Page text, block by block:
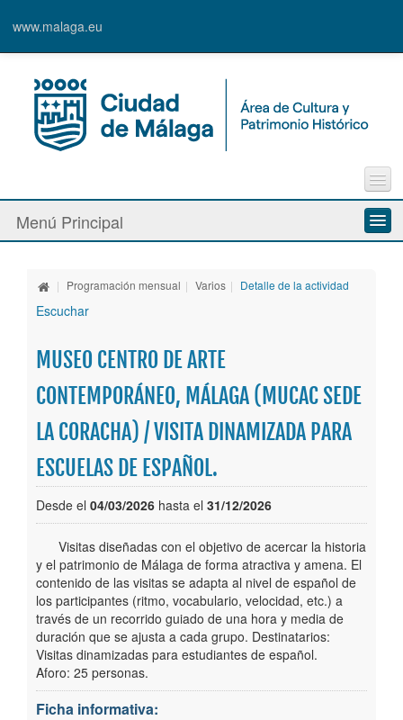
www.malaga.eu
Contacto
Quejas y Sugerencias
Menú Principal
Espacios culturales
Actividades
Banda Municipal de Música
Publicaciones
Trámites
Newsletter
| Programación mensual | Varios | Detalle de la actividad
Escuchar
MUSEO CENTRO DE ARTE
CONTEMPORÁNEO, MÁLAGA (MUCAC SEDE
LA CORACHA) / VISITA DINAMIZADA PARA
ESCUELAS DE ESPAÑOL.
Desde el 04/03/2026 hasta el 31/12/2026
Visitas diseñadas con el objetivo de acercar la historia
y el patrimonio de Málaga de forma atractiva y amena. El
contenido de las visitas se adapta al nivel de español de
los participantes (ritmo, vocabulario, velocidad, etc.) a
través de un recorrido guiado de una hora y media de
duración que se ajusta a cada grupo. Destinatarios:
Visitas dinamizadas para estudiantes de español.
Aforo: 25 personas.
Ficha informativa: